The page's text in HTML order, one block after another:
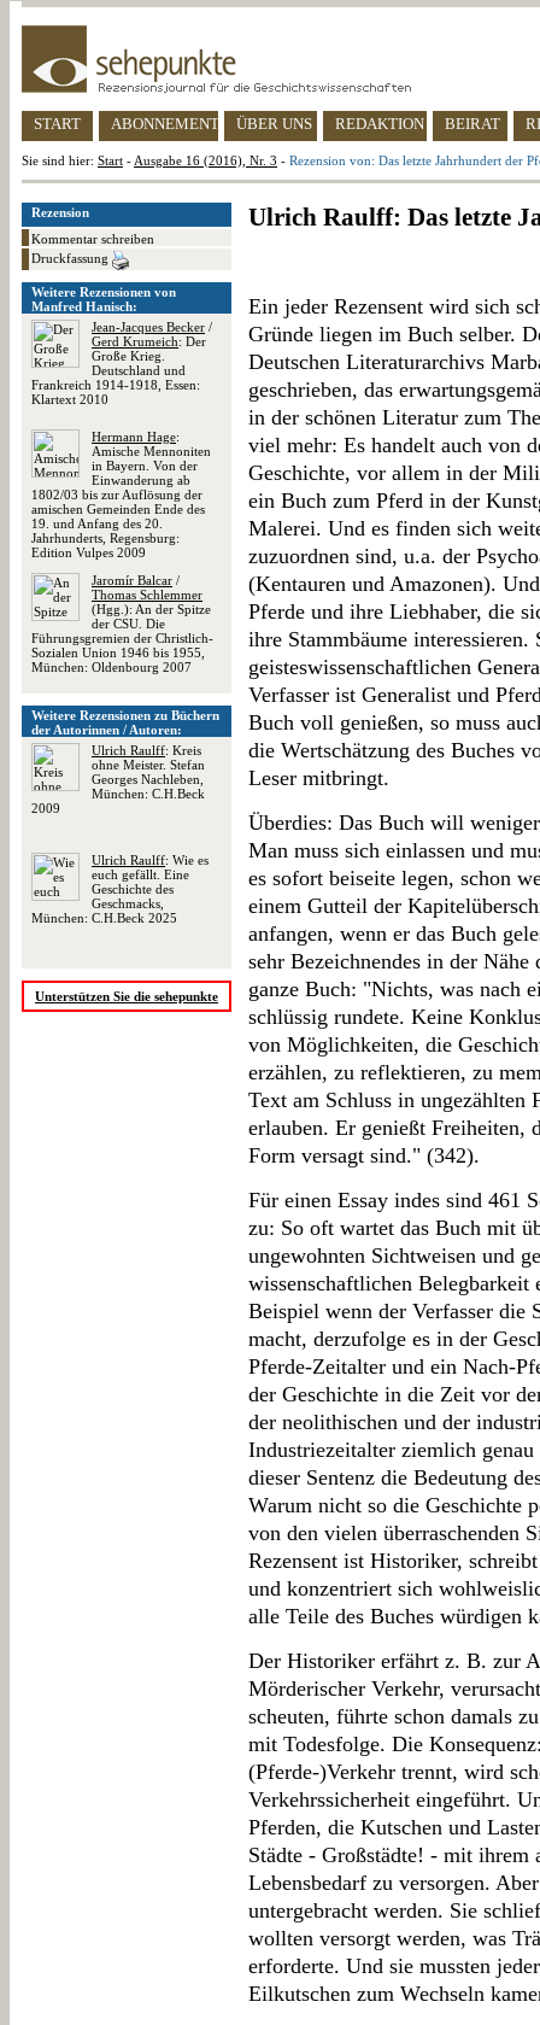
START ABONNEMENT ÜBER UNS REDAKTION BEIRAT
Sie sind hier: Start - Ausgabe 16 (2016), Nr. 3 - Rezension von: Das letzte Jahrhundert der
Rezension
Kommentar schreiben
Druckfassung
Weitere Rezensionen von
Manfred Hanisch:
Jean-Jacques Becker /
Gerd Krumeich: Der
Große Krieg.
Deutschland und
Frankreich 1914-1918, Essen:
Klartext 2010
Hermann Hage:
Amische Mennoniten
in Bayern. Von der
Einwanderung ab
1802/03 bis zur Auflösung der
amischen Gemeinden Ende des
19. und Anfang des 20.
Jahrhunderts, Regensburg:
Edition Vulpes 2009
Jaromír Balcar /
Thomas Schlemmer
(Hgg.): An der Spitze
der CSU. Die
Führungsgremien der Christlich-
Sozialen Union 1946 bis 1955,
München: Oldenbourg 2007
Weitere Rezensionen zu Büchern
der Autorinnen / Autoren:
Ulrich Raulff: Kreis
ohne Meister. Stefan
Georges Nachleben,
München: C.H.Beck
2009
Ulrich Raulff: Wie es
euch gefällt. Eine
Geschichte des
Geschmacks,
München: C.H.Beck 2025
Unterstützen Sie die sehepunkte
Ulrich Raulff: Das letzte
Ein jeder Rezensent wird sich
Gründe liegen im Buch selber.
Deutschen Literaturarchivs
geschrieben, das
in der schönen Literatur zum
viel mehr: Es handelt auch von
Geschichte, vor allem in der
ein Buch zum Pferd in der
Malerei. Und es finden sich
zuzuordnen sind, u.a. der
(Kentauren und Amazonen).
Pferde und ihre Liebhaber, die
ihre Stammbäume interessieren.
geisteswissenschaftlichen
Verfasser ist Generalist und
Buch voll genießen, so muss
die Wertschätzung des Buches
Leser mitbringt.
Überdies: Das Buch will
Man muss sich einlassen und
es sofort beiseite legen, schon
einem Gutteil der
anfangen, wenn er das Buch
sehr Bezeichnendes in der Nähe
ganze Buch: "Nichts, was nach
schlüssig rundete. Keine
von Möglichkeiten, die
erzählen, zu reflektieren, zu
Text am Schluss in ungezählten
erlauben. Er genießt Freiheiten,
Form versagt sind." (342).
Für einen Essay indes sind 461
zu: So oft wartet das Buch mit
ungewohnten Sichtweisen und
wissenschaftlichen
Beispiel wenn der Verfasser die
macht, derzufolge es in der
Pferde-Zeitalter und ein Nach-
der Geschichte in die Zeit vor
der neolithischen und der
Industriezeitalter ziemlich
dieser Sentenz die Bedeutung
Warum nicht so die Geschichte
von den vielen überraschenden
Rezensent ist Historiker,
und konzentriert sich
alle Teile des Buches würdigen
Der Historiker erfährt z. B. zur
Mörderischer Verkehr,
scheuten, führte schon damals
mit Todesfolge. Die
(Pferde-)Verkehr trennt, wird
Verkehrssicherheit eingeführt.
Pferden, die Kutschen und
Städte - Großstädte! - mit
Lebensbedarf zu versorgen.
untergebracht werden. Sie
wollten versorgt werden, was
erforderte. Und sie mussten
Eilkutschen zum Wechseln